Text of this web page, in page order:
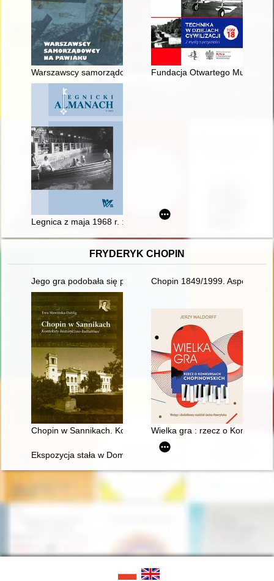
Warszawscy samorządowcy na Pawiaku : katalog wystawy
Fundacja Otwartego Muzeum
Legnica z maja 1968 r. : fotografie z albumu Very Zettel
FRYDERYK CHOPIN
Jego gra podobała się przede wszystkim damom... Chopin i
Chopin 1849/1999. Aspekte
Chopin w Sannikach. Konteksty historyczno-kulturowe
Wielka gra : rzecz o
Ekspozycja stała w Domu Urodzenia Fryderyka Chopina w